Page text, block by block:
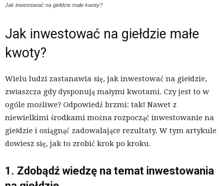
Jak inwestować na giełdzie małe kwoty?
Jak inwestować na giełdzie małe
kwoty?
Wielu ludzi zastanawia się, jak inwestować na giełdzie,
zwłaszcza gdy dysponują małymi kwotami. Czy jest to w
ogóle możliwe? Odpowiedź brzmi: tak! Nawet z
niewielkimi środkami można rozpocząć inwestowanie na
giełdzie i osiągnąć zadowalające rezultaty. W tym artykule
dowiesz się, jak to zrobić krok po kroku.
1. Zdobądź wiedzę na temat inwestowania